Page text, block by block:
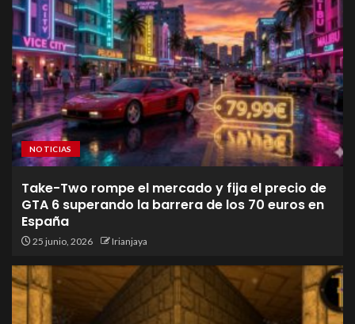
NOTICIAS
Take-Two rompe el mercado y fija el precio de
GTA 6 superando la barrera de los 70 euros en
España
25 junio, 2026 Irianjaya